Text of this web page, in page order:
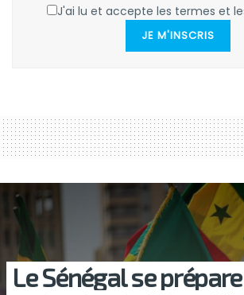
J'ai lu et accepte les termes et
JE M'INSCRIS
Le Sénégal se